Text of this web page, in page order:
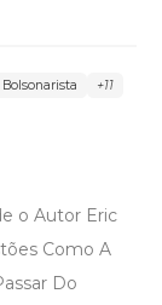
Bolsonarista +11
o Autor Eric
Como A
Do